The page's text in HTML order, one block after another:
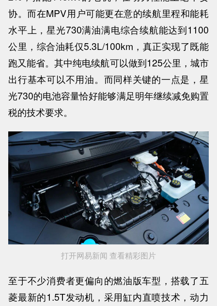
协。而在MPV用户可能更在意的续航里程和能耗
水平上，星光730满油满电综合续航能达到1100
公里，综合油耗仅5.3L/100km，真正实现了既能
跑又能省。其中纯电续航可以做到125公里，城市
出行基本可以不用油。而同样关键的一点是，星
光730的电池容量恰好能够满足明年继续减免购置
税的技术要求。
打开网易新闻 查看精彩图片
至于不少消费者更偏向的燃油版车型，搭载了五
菱最新的1.5T发动机，采用缸内直喷技术，动力